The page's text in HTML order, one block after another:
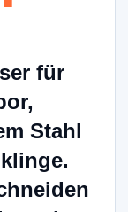
für
Stahl